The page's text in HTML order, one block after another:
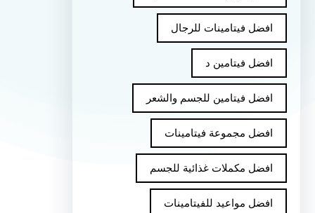
افضل فيتامينات للرجال
افضل فيتامين د
افضل فيتامين للجسم والشعر
افضل مجموعة فيتامينات
افضل مكملات غذائية للجسم
افضل مواعيد للفيتامينات